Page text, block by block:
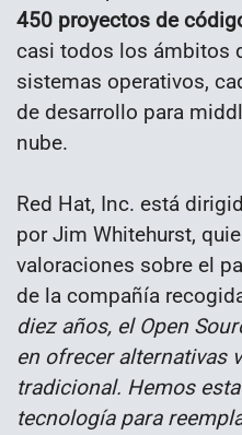
450 proyectos de
casi todos los ámbitos
sistemas operativos,
de desarrollo para
nube.
Red Hat, Inc. está
por Jim Whitehurst,
valoraciones sobre el
de la compañía
diez años, el Open
en ofrecer alternativas
tradicional. Hemos
tecnología para